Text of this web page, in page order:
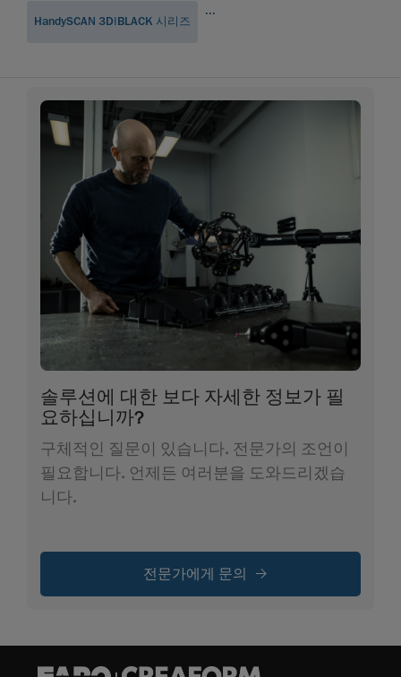
HandySCAN 3D|BLACK 시리즈
...
솔루션에 대한 보다 자세한 정보가 필
요하십니까?
구체적인 질문이 있습니다. 전문가의 조언이
필요합니다. 언제든 여러분을 도와드리겠습
니다.
전문가에게 문의